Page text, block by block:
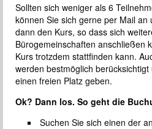
Sollten sich weniger als 6
können Sie sich gerne per Mail an
dann den Kurs, so dass sich
Bürogemeinschaften anschließen
Kurs trotzdem stattfinden kann.
werden bestmöglich
einen freien Platz geben.
Ok? Dann los. So geht die
Suchen Sie sich einen der